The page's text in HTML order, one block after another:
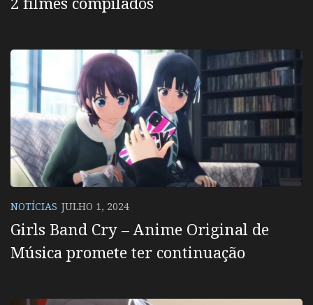
NOTÍCIAS JULHO 1, 2024
Girls Band Cry – Anime Original de
Música promete ter continuação